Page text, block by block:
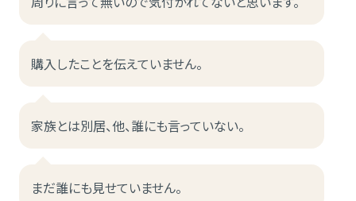
購入したことを伝えていません。
家族とは別居、他、誰にも言っていない。
まだ誰にも見せていません。